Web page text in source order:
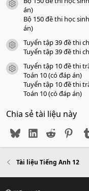
icon tài liệu
án)
Bộ 150 đề thi học
án)
icon tài liệu
Tuyển tập 39 đề thi
Tuyển tập 39 đề thi
icon tài liệu
Tuyển tập 10 đề thi
Toán 10 (có đáp án)
Tuyển tập 10 đề thi
Toán 10 (có đáp án)
Chia sẻ tài liệu này
BlueskyLinkedIn
Reddit
Tài liệu Tiếng Anh 12